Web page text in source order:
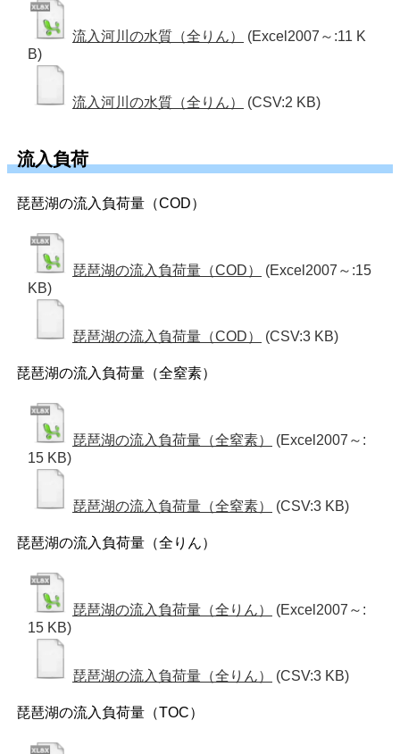
流入河川の水質（全りん）
(Excel2007～:11 K
B)
流入河川の水質（全りん） (CSV:2 KB)
流入負荷
琵琶湖の流入負荷量（COD）
琵琶湖の流入負荷量（COD）
(Excel2007～:15
KB)
琵琶湖の流入負荷量（COD） (CSV:3 KB)
琵琶湖の流入負荷量（全窒素）
琵琶湖の流入負荷量（全窒素）
(Excel2007～:
15 KB)
琵琶湖の流入負荷量（全窒素） (CSV:3 KB)
琵琶湖の流入負荷量（全りん）
琵琶湖の流入負荷量（全りん）
(Excel2007～:
15 KB)
琵琶湖の流入負荷量（全りん） (CSV:3 KB)
琵琶湖の流入負荷量（TOC）